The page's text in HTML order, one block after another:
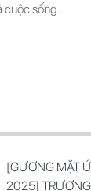
cuộc sống.
[GƯƠNG MẶT
2025]